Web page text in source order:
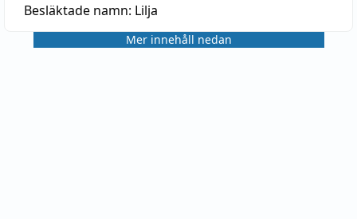
Besläktade namn: Lilja
Mer innehåll nedan